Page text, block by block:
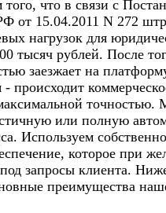
что в связи с
от 15.04.2011 N 272
нагрузок для
тысяч рублей. После
заезжает на
- происходит
точностью.
или полную
Используем
которое при
запросы клиента.
преимущества